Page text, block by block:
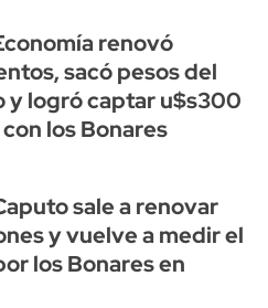
renovó
sacó pesos del
y logró captar u$s300
los Bonares
sale a renovar
y vuelve a medir el
los Bonares en